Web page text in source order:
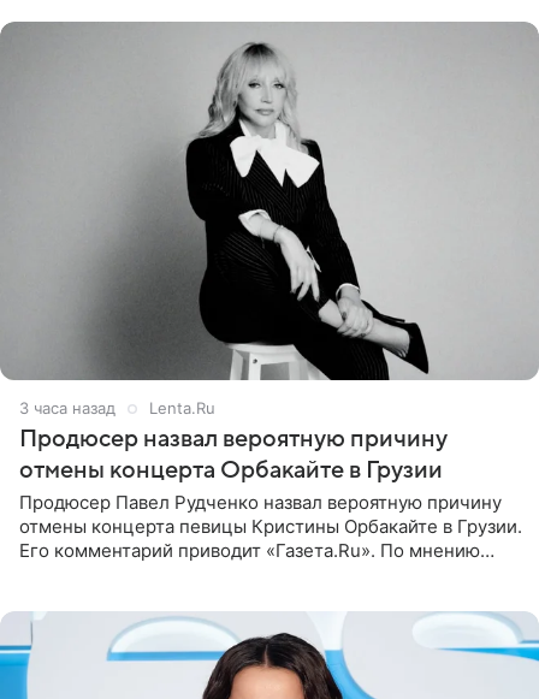
3 часа назад Lenta.Ru
Продюсер назвал вероятную причину
отмены концерта Орбакайте в Грузии
Продюсер Павел Рудченко назвал вероятную причину
отмены концерта певицы Кристины Орбакайте в Грузии.
Его комментарий приводит «Газета.Ru». По мнению